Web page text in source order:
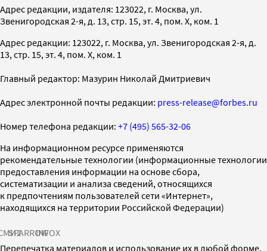
Адрес редакции, издателя: 123022, г. Москва, ул.
Звенигородская 2-я, д. 13, стр. 15, эт. 4, пом. X, ком. 1
Адрес редакции: 123022, г. Москва, ул. Звенигородская 2-я, д.
13, стр. 15, эт. 4, пом. X, ком. 1
Главный редактор: Мазурин Николай Дмитриевич
Адрес электронной почты редакции: press-release@forbes.ru
Номер телефона редакции: +7 (495) 565-32-06
На информационном ресурсе применяются
рекомендательные технологии (информационные технологии
предоставления информации на основе сбора,
систематизации и анализа сведений, относящихся
к предпочтениям пользователей сети «Интернет»,
находящихся на территории Российской Федерации)
SPARROWINFOX
Перепечатка материалов и использование их в любой форме,